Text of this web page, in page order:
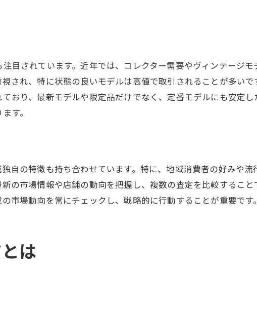
にできるオメガの簡単なお手入れ法
取先選びのポイント
で安心してオメガ買取ができる条件
や評判から見る買取店の信頼性
取や宅配サービスの特徴を比較
買取で失敗しない店舗選びのコツ
スムーズに売却するための事前準備
目されています。近年では、コレクター需要やヴィンテージモ
され、特に状態の良いモデルは高値で取引されることが多いで
おり、最新モデルや限定品だけでなく、定番モデルにも安定し
す。
自の特徴も持ち合わせています。特に、地域消費者の好みや流
の市場情報や店舗の動向を把握し、複数の査定を比較するこ
市場動向を常にチェックし、戦略的に行動することが重要です。
は